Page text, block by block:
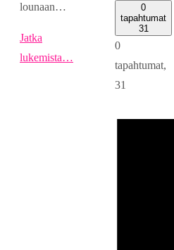
lounaan…
Jatka
lukemista…
0
tapahtumat
31
0
tapahtumat,
31